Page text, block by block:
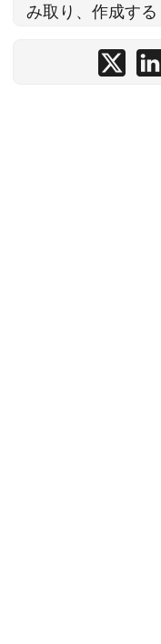
み取り、作成する